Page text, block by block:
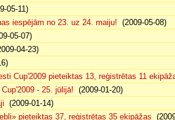
05-11)
iespējām no 23. uz 24. maiju! (2009-05-08)
05-07)
04-23)
Cup'2009 pieteiktas 13, reģistrētas 11
- 25. jūlijā! (2009-01-20)
(2009-01-14)
pieteiktas 37, reģistrētas 35 ekipāžas